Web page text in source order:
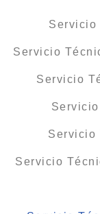
Servicio
Servicio
Servicio
Servicio
Servicio